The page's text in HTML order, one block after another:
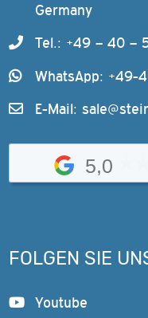
Germany
Tel.: +49 – 40 –
WhatsApp: +49-
E-Mail:
5,0
FOLGEN SIE
Youtube